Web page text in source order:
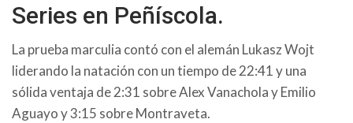
Series en Peñíscola.
La prueba marculia contó con el alemán Lukasz Wojt
liderando la natación con un tiempo de 22:41 y una
sólida ventaja de 2:31 sobre Alex Vanachola y Emilio
Aguayo y 3:15 sobre Montraveta.